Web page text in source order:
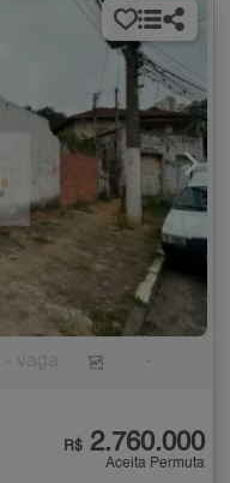
R$ 2.760.000
Aceita Permuta